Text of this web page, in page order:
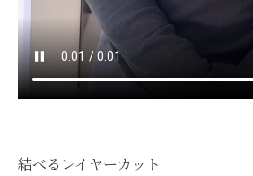
結べるレイヤーカット